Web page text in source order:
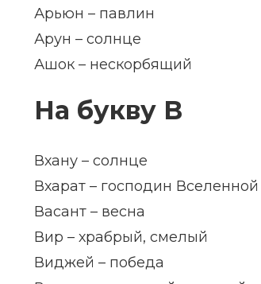
Арьюн – павлин
Арун – солнце
Ашок – нескорбящий
На букву В
Вхану – солнце
Вхарат – господин Вселенной
Васант – весна
Вир – храбрый, смелый
Виджей – победа